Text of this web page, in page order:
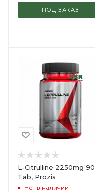
ПОД ЗАКАЗ
L-Citrulline 2250mg 90
Tab, Prozis
Нет в наличии